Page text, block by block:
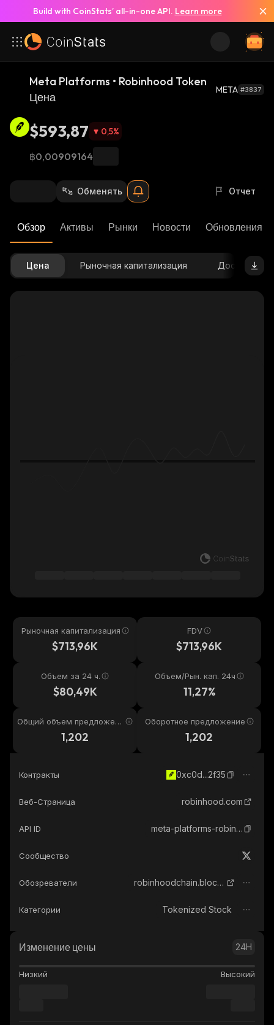
Build with CoinStats’ all-in-one API. Learn more
Meta Platforms • Robinhood Token
Цена
META #3837
$593,87 0,5%
฿0,00909164
Обменять Отчет
Обзор Активы Рынки Новости Обновления
Цена Рыночная капитализация Доступное
Рыночная капитализация
$713,96K
FDV
$713,96K
Объем за 24 ч.
$80,49K
Объем/Рын. кап. 24ч
11,27%
Общий объем предложени
1,202
Оборотное предложение
1,202
Контракты 0xc0d...2f35
Веб-Страница robinhood.com
API ID meta-platforms-robinhood-tokenized-stock
Сообщество
Обозреватели robinhoodchain.blockscout.com
Категории Tokenized Stock
Изменение цены 24H
Низкий Высокий